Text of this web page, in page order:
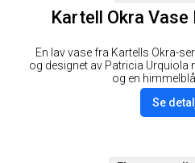
Kartell Okra
En lav vase fra Kartells Okra-
og designet av Patricia Urquiola
og en
Se